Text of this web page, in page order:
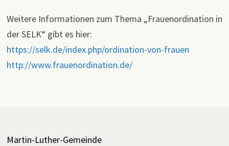
Weitere Informationen zum Thema „Frauenordination in
der SELK“ gibt es hier:
https://selk.de/index.php/ordination-von-frauen
http://www.frauenordination.de/
Martin-Luther-Gemeinde